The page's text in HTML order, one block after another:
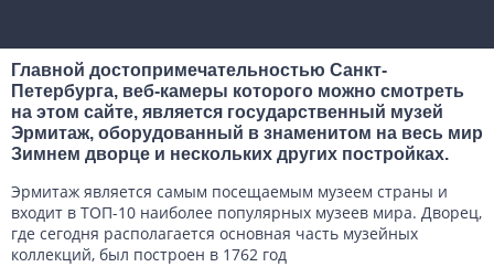
Главной достопримечательностью Санкт-
Петербурга, веб-камеры которого можно смотреть
на этом сайте, является государственный музей
Эрмитаж, оборудованный в знаменитом на весь мир
Зимнем дворце и нескольких других постройках.
Эрмитаж является самым посещаемым музеем страны и
входит в ТОП-10 наиболее популярных музеев мира. Дворец,
где сегодня располагается основная часть музейных
коллекций, был построен в 1762 год